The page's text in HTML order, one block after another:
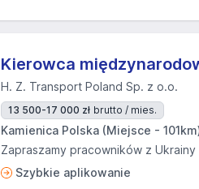
Kierowca
H. Z. Transport Poland Sp. z o.o.
13 500-17 000 zł brutto / mies.
Kamienica Polska (Miejsce -
Zapraszamy pracowników z Ukrainy
Szybkie aplikowanie